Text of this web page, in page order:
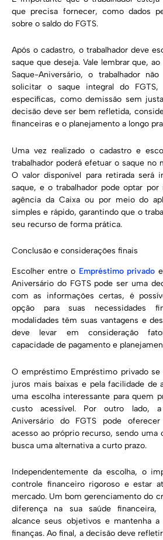
que precisa fornecer, como dados
sobre o saldo do FGTS.
Após o cadastro, o trabalhador deve
saque que deseja. Vale lembrar que,
Saque-Aniversário, o trabalhador
solicitar o saque integral do
específicas, como demissão sem
decisão deve ser bem refletida,
financeiras e o planejamento a longo
Uma vez realizado o cadastro e
trabalhador poderá efetuar o saque no
O valor disponível para retirada será
saque, e o trabalhador pode optar
agência da Caixa ou por meio do
simples e rápido, garantindo que o
seu recurso de forma prática.
Conclusão e considerações finais
Escolher entre o Empréstimo privado
Aniversário do FGTS pode ser uma
com as informações certas, é
opção para suas necessidades
modalidades têm suas vantagens e
deve levar em consideração
capacidade de pagamento e
O empréstimo Empréstimo privado se
juros mais baixas e pela facilidade de
uma escolha interessante para quem
custo acessível. Por outro lado, a
Aniversário do FGTS pode
acesso ao próprio recurso, sendo uma
busca uma alternativa a curto prazo.
Independentemente da escolha, o
controle financeiro rigoroso e estar
mercado. Um bom gerenciamento do
diferença na sua saúde
alcance seus objetivos e mantenha a
finanças. Ao final, a decisão deve